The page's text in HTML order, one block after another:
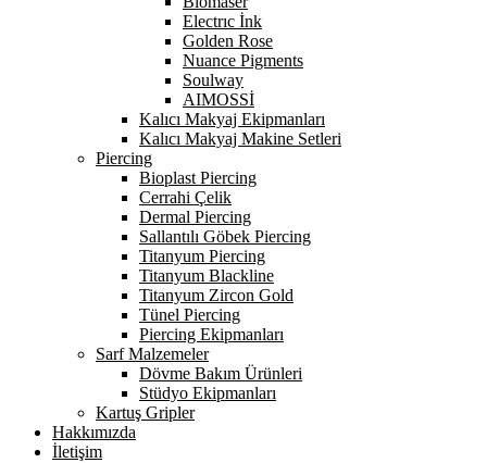
Electrıc İnk
Golden Rose
Nuance Pigments
Soulway
AIMOSSİ
Kalıcı Makyaj Ekipmanları
Kalıcı Makyaj Makine Setleri
Piercing
Bioplast Piercing
Cerrahi Çelik
Dermal Piercing
Sallantılı Göbek Piercing
Titanyum Piercing
Titanyum Blackline
Titanyum Zircon Gold
Tünel Piercing
Piercing Ekipmanları
Sarf Malzemeler
Dövme Bakım Ürünleri
Stüdyo Ekipmanları
Kartuş Gripler
Hakkımızda
İletişim